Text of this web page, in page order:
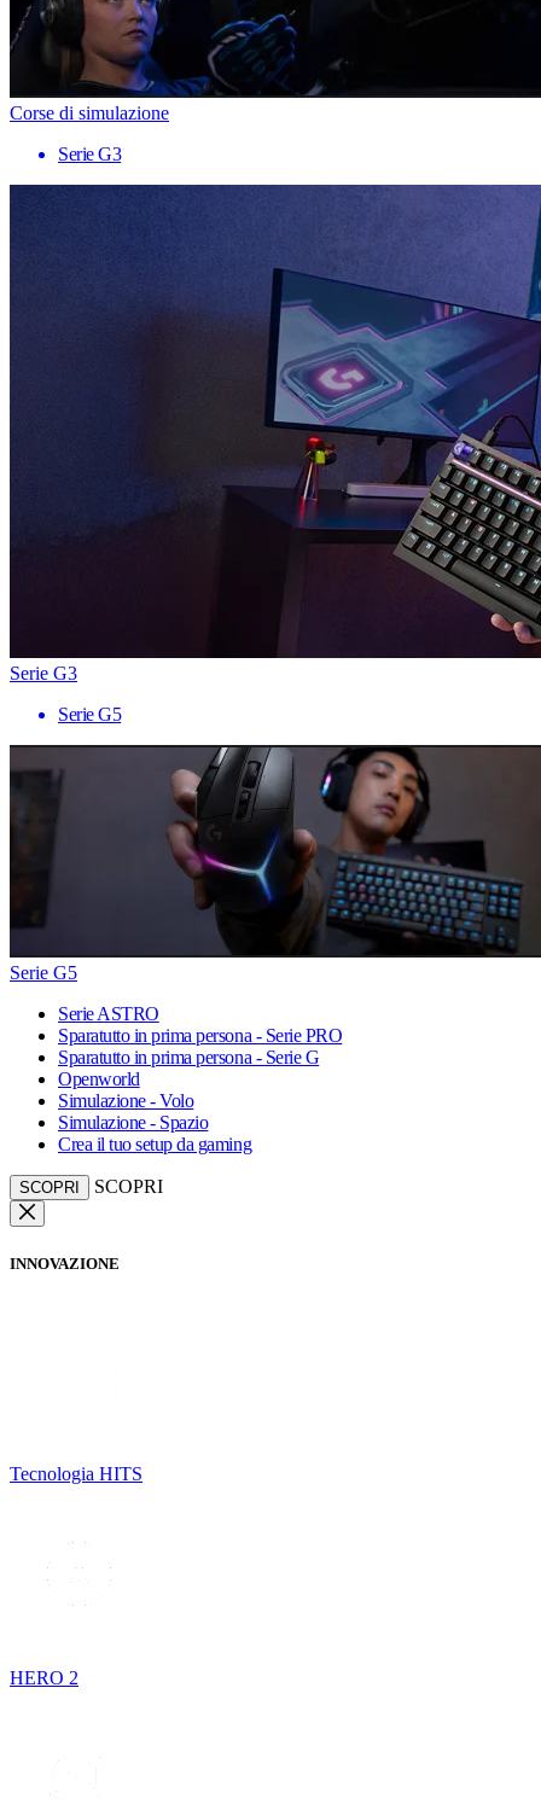
Corse di simulazione
Serie G3
Serie G3
Serie G5
Serie G5
Serie ASTRO
Sparatutto in prima persona - Serie PRO
Sparatutto in prima persona - Serie G
Openworld
Simulazione - Volo
Simulazione - Spazio
Crea il tuo setup da gaming
SCOPRI SCOPRI
INNOVAZIONE
Tecnologia HITS
HERO 2